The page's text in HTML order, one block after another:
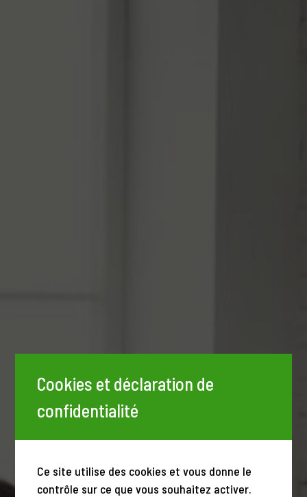
Cookies et déclaration de
confidentialité
Ce site utilise des cookies et vous donne le
contrôle sur ce que vous souhaitez activer.